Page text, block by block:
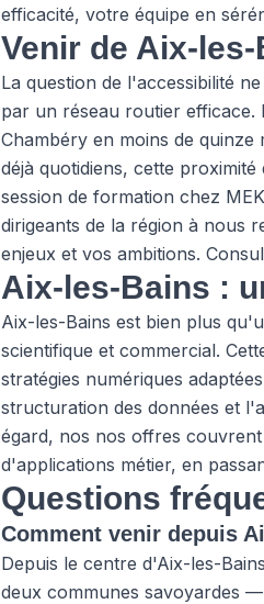
efficacité, votre équipe en
Venir de Aix-
La question de l'accessibilité
par un réseau routier efficace.
Chambéry en moins de
déjà quotidiens, cette
session de formation chez
dirigeants de la région à nous
enjeux et vos ambitions.
Aix-les-Bains :
Aix-les-Bains est bien plus
scientifique et commercial.
stratégies numériques
structuration des données et
égard, nos nos offres couvrent
d'applications métier, en
Questions
Comment venir depuis
Depuis le centre d'Aix-les-
deux communes savoyardes